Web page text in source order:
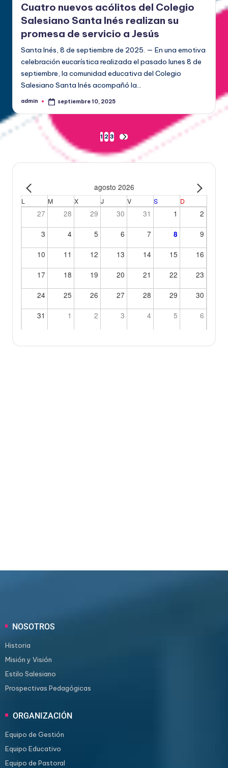
Cuatro nuevos acólitos del Colegio
Salesiano Santa Inés realizan su
promesa de servicio a Jesús
Santa Inés, 8 de septiembre de 2025. — En una emotiva
celebración eucarística realizada el pasado lunes 8 de
septiembre, la comunidad educativa del Colegio
Salesiano Santa Inés acompañó la…
admin septiembre 10, 2025
1 2 3
agosto 2026
L M X J V S D
27 28 29 30 31 1
2
3
4 5 6 7 8
9
10
11 12 13 14 15
16
17
18 19 20 21 22
23
24
25 26 27 28 29
30
31
1 2 3 4 5 6
NOSOTROS
Historia
Misión y Visión
Estilo Salesiano
Prospectivas Pedagógicas
ORGANIZACIÓN
Equipo de Gestión
Equipo Educativo
Equipo de Pastoral